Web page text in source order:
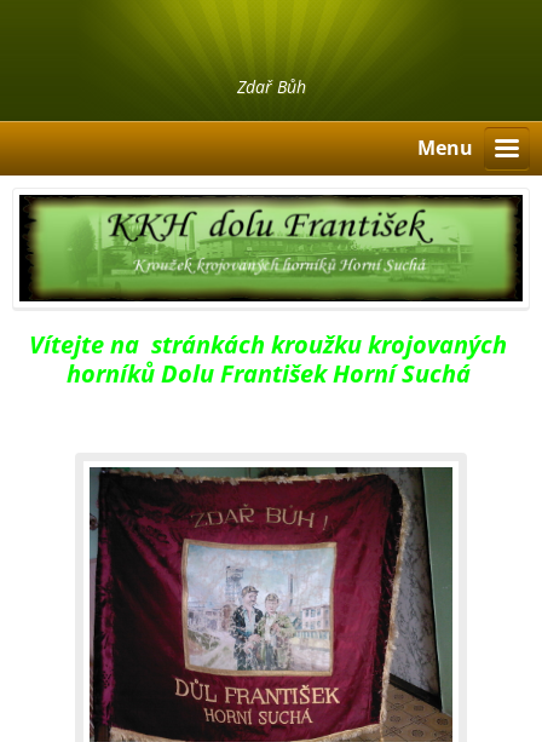
Zdař Bůh
Menu
Vítejte na stránkách kroužku krojovaných
horníků Dolu František Horní Suchá